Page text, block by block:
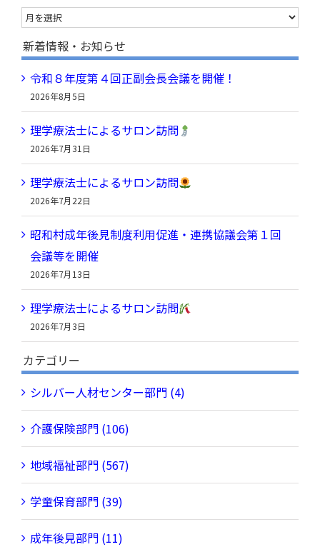
ア
ー
カ
イ
ブ
新着情報・お知らせ
令和８年度第４回正副会長会議を開催！
2026年8月5日
理学療法士によるサロン訪問
2026年7月31日
理学療法士によるサロン訪問
2026年7月22日
昭和村成年後見制度利用促進・連携協議会第１回
会議等を開催
2026年7月13日
理学療法士によるサロン訪問
2026年7月3日
カテゴリー
シルバー人材センター部門 (4)
介護保険部門 (106)
地域福祉部門 (567)
学童保育部門 (39)
成年後見部門 (11)